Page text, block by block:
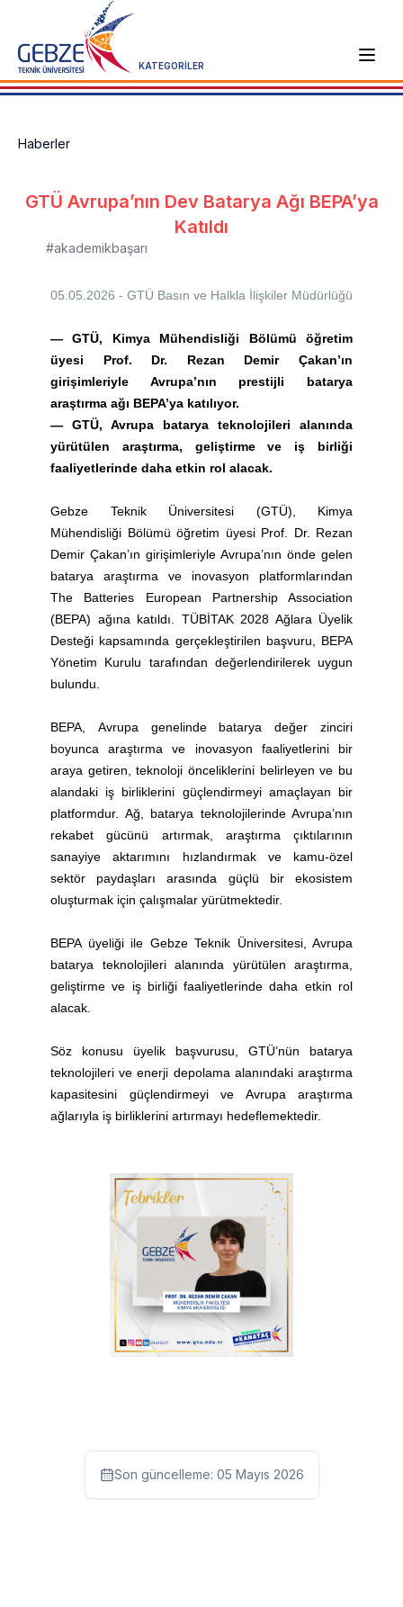
KATEGORİLER
Haberler
GTÜ Avrupa’nın Dev Batarya Ağı BEPA’ya
Katıldı
#akademikbaşarı
05.05.2026 - GTÜ Basın ve Halkla İlişkiler Müdürlüğü
—GTÜ, Kimya Mühendisliği Bölümü öğretim
üyesi Prof. Dr. Rezan Demir Çakan’ın
girişimleriyle Avrupa’nın prestijli batarya
araştırma ağı BEPA’ya katılıyor.
— GTÜ, Avrupa batarya teknolojileri alanında
yürütülen araştırma, geliştirme ve iş birliği
faaliyetlerinde daha etkin rol alacak.
Gebze Teknik Üniversitesi (GTÜ), Kimya
Mühendisliği Bölümü öğretim üyesi Prof. Dr. Rezan
Demir Çakan’ın girişimleriyle Avrupa’nın önde gelen
batarya araştırma ve inovasyon platformlarından
The Batteries European Partnership Association
(BEPA) ağına katıldı. TÜBİTAK 2028 Ağlara Üyelik
Desteği kapsamında gerçekleştirilen başvuru, BEPA
Yönetim Kurulu tarafından değerlendirilerek uygun
bulundu.
BEPA, Avrupa genelinde batarya değer zinciri
boyunca araştırma ve inovasyon faaliyetlerini bir
araya getiren, teknoloji önceliklerini belirleyen ve bu
alandaki iş birliklerini güçlendirmeyi amaçlayan bir
platformdur. Ağ, batarya teknolojilerinde Avrupa’nın
rekabet gücünü artırmak, araştırma çıktılarının
sanayiye aktarımını hızlandırmak ve kamu-özel
sektör paydaşları arasında güçlü bir ekosistem
oluşturmak için çalışmalar yürütmektedir.
BEPA üyeliği ile Gebze Teknik Üniversitesi, Avrupa
batarya teknolojileri alanında yürütülen araştırma,
geliştirme ve iş birliği faaliyetlerinde daha etkin rol
alacak.
Söz konusu üyelik başvurusu, GTÜ’nün batarya
teknolojileri ve enerji depolama alanındaki araştırma
kapasitesini güçlendirmeyi ve Avrupa araştırma
ağlarıyla iş birliklerini artırmayı hedeflemektedir.
Son güncelleme: 05 Mayıs 2026